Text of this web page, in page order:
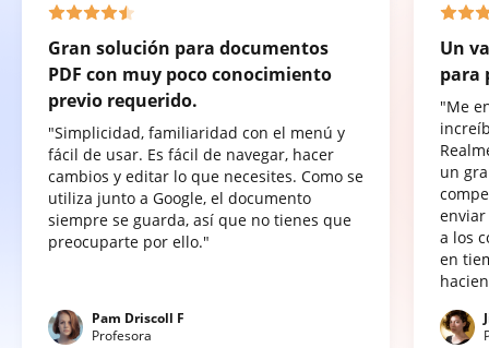
Gran solución para documentos
PDF con muy poco conocimiento
previo requerido.
"Simplicidad, familiaridad con el menú y
fácil de usar. Es fácil de navegar, hacer
cambios y editar lo que necesites. Como se
utiliza junto a Google, el documento
siempre se guarda, así que no tienes que
preocuparte por ello."
Pam Driscoll F
Profesora
Un
para
"Me
un
a los
en